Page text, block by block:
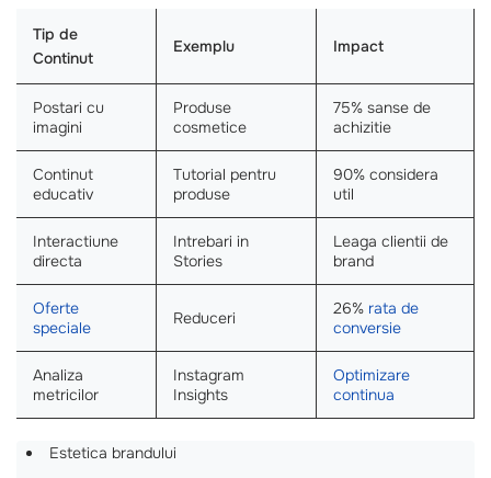
Tip de
Continut
Exemplu Impact
Postari cu
imagini
Produse
cosmetice
75% sanse de
achizitie
Continut
educativ
Tutorial pentru
produse
90% considera
util
Interactiune
directa
Intrebari in
Stories
Leaga clientii de
brand
Oferte
speciale
Reduceri 26% rata de
conversie
Analiza
metricilor
Instagram
Insights
Optimizare
continua
Estetica brandului